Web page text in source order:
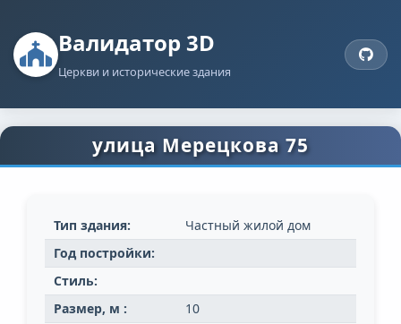
Валидатор 3D
Церкви и исторические здания
улица Мерецкова 75
Тип здания:
Частный жилой дом
Год постройки:
Стиль:
Размер, м :
10